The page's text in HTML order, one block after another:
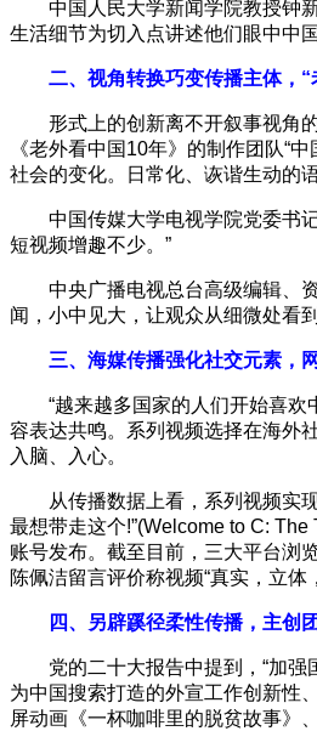
中国人民大学新闻学院教授钟
生活细节为切入点讲述他们眼中中
二、视角转换巧变传播主体，
形式上的创新离不开叙事视角
《老外看中国10年》的制作团队“
社会的变化。日常化、诙谐生动的
中国传媒大学电视学院党委书
短视频增趣不少。”
中央广播电视总台高级编辑、
闻，小中见大，让观众从细微处看
三、海媒传播强化社交元素，
“越来越多国家的人们开始喜
容表达共鸣。系列视频选择在海外
入脑、入心。
从传播数据上看，系列视频实
最想带走这个!”(Welcome to C:
账号发布。截至目前，三大平台浏
陈佩洁留言评价称视频“真实，立体
四、另辟蹊径柔性传播，主创
党的二十大报告中提到，“加
为中国搜索打造的外宣工作创新性
屏动画《一杯咖啡里的脱贫故事》